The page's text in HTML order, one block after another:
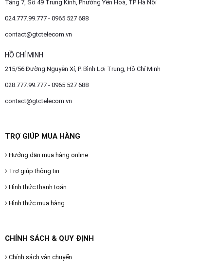
Tầng 7, Số 49 Trung Kính, Phường Yên Hoà, TP Hà Nội
024.777.99.777 - 0965 527 688
contact@gtctelecom.vn
HỒ CHÍ MINH
215/56 Đường Nguyễn Xí, P. Bình Lợi Trung, Hồ Chí Minh
028.777.99.777 - 0965 527 688
contact@gtctelecom.vn
TRỢ GIÚP MUA HÀNG
Hướng dẫn mua hàng online
Trợ giúp thông tin
Hình thức thanh toán
Hình thức mua hàng
CHÍNH SÁCH & QUY ĐỊNH
Chính sách vận chuyển